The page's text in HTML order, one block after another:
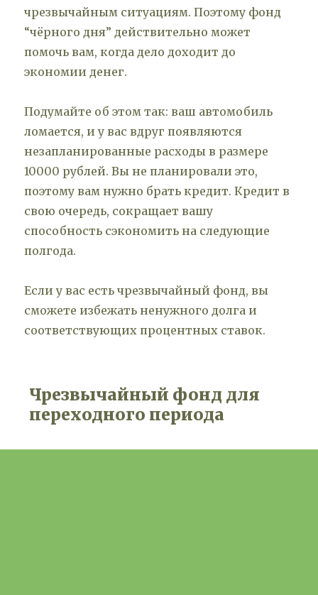
чрезвычайным ситуациям. Поэтому фонд
“чёрного дня” действительно может
помочь вам, когда дело доходит до
экономии денег.
Подумайте об этом так: ваш автомобиль
ломается, и у вас вдруг появляются
незапланированные расходы в размере
10000 рублей. Вы не планировали это,
поэтому вам нужно брать кредит. Кредит в
свою очередь, сокращает вашу
способность сэкономить на следующие
полгода.
Если у вас есть чрезвычайный фонд, вы
сможете избежать ненужного долга и
соответствующих процентных ставок.
Чрезвычайный фонд для
переходного периода